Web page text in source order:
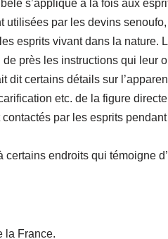
s’applique à la fois aux
utilisées par les devins
esprits vivant dans la nature.
près les instructions qui leur
dit certains détails sur
etc. de la figure
par les esprits pendant
endroits qui témoigne
la France.